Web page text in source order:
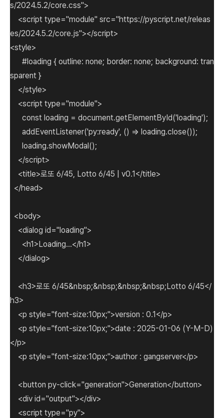
s/2024.5.2/core.css">
<script type="module" src="https://pyscript.net/releas
es/2024.5.2/core.js"></script>
<style>
#loading { outline: none; border: none; background: tran
sparent }
</style>
<script type="module">
const loading = document.getElementById('loading');
addEventListener('py:ready', () => loading.close());
loading.showModal();
</script>
<title>로또 6/45, Lotto 6/45 | v0.1</title>
</head>
<body>
<dialog id="loading">
<h1>Loading...</h1>
</dialog>
<h3>로또 6/45&nbsp;&nbsp;&nbsp;&nbsp;Lotto 6/45</
h3>
<p style="font-size:10px;">version : 0.1</p>
<p style="font-size:10px;">date : 2025-01-06 (Y-M-D)
</p>
<p style="font-size:10px;">author : gangserver</p>
<button py-click="generation">Generation</button>
<div id="output"></div>
<script type="py">